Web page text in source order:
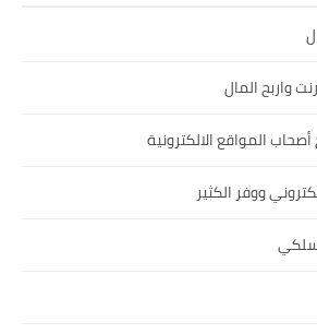
واربح المال
المواقع الالكترونية
ووفر الكثير